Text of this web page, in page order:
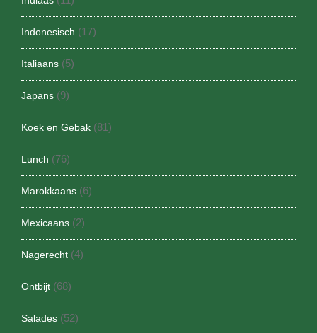
Indonesisch (17)
Italiaans (5)
Japans (9)
Koek en Gebak (81)
Lunch (76)
Marokkaans (6)
Mexicaans (2)
Nagerecht (4)
Ontbijt (68)
Salades (52)